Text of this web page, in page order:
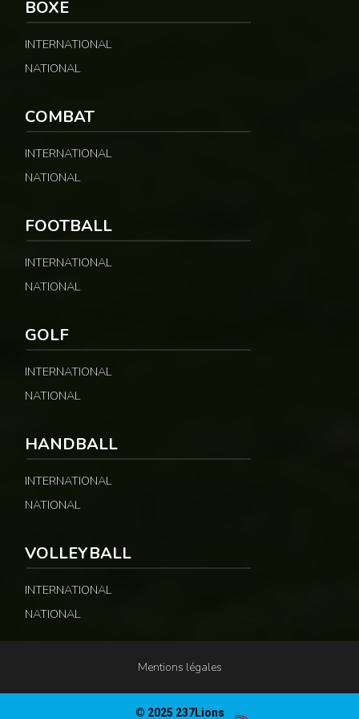
BOXE
INTERNATIONAL
NATIONAL
COMBAT
INTERNATIONAL
NATIONAL
FOOTBALL
INTERNATIONAL
NATIONAL
GOLF
INTERNATIONAL
NATIONAL
HANDBALL
INTERNATIONAL
NATIONAL
VOLLEYBALL
INTERNATIONAL
NATIONAL
Mentions légales
© 2025 237Lions